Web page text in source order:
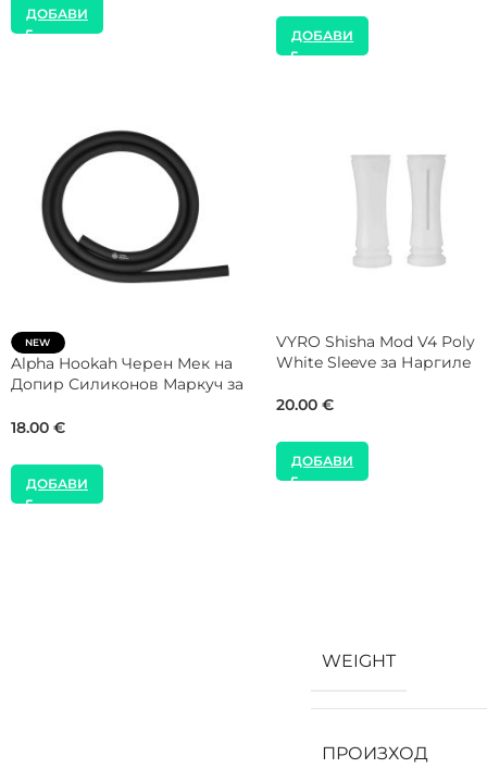
ДОБАВИ ДОБАВИ
SALE
Alpha Hookah Ray Щипка за
Наргиле
35.00 €
ДОБАВИ
JOY Black Персонален
Мундщук за Наргиле
25.00 €
ДОБАВИ
WEIGHT
ПРОИЗХОД